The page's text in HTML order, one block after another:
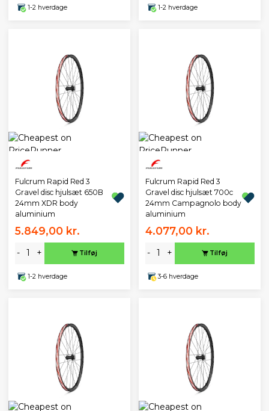
1-2 hverdage 1-2 hverdage
Fulcrum Rapid Red 3
Gravel disc hjulsæt 650B
24mm XDR body
aluminium
5.849,00 kr.
- + Tilføj
1-2 hverdage
Fulcrum Rapid Red 3
Gravel disc hjulsæt 700c
24mm Campagnolo body
aluminium
4.077,00 kr.
- + Tilføj
3-6 hverdage